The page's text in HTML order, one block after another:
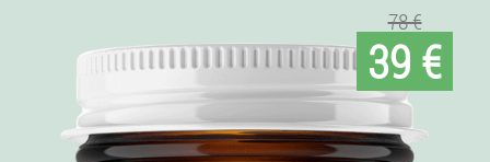
78 €
39 €